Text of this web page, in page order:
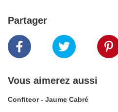
Partager
Vous aimerez aussi
Confiteor - Jaume Cabré